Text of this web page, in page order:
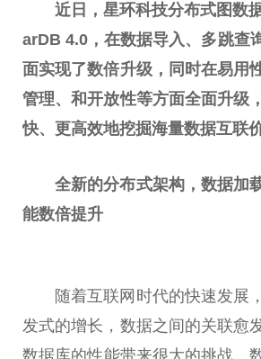
近日，星环科技分布式图数
arDB 4.0，在数据导入、多跳查
面实现了数倍升级，同时在易用
管理、和开放性等方面全面升级
快、更高效地挖掘海量数据互联价
全新的分布式架构，数据加
能数倍提升
随着互联网时代的快速发展
发式的增长，数据之间的关联愈
数据库的性能带来很大的挑战，